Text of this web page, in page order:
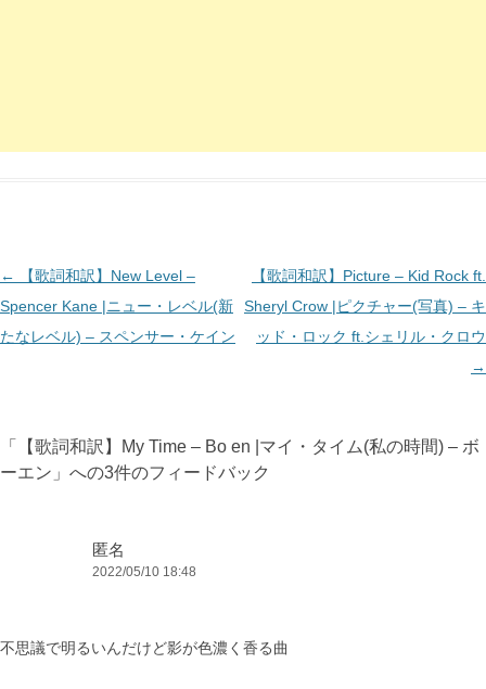
投
稿
ナ
←
【歌詞和訳】New Level –
Spencer Kane |ニュー・レベル(新
たなレベル) – スペンサー・ケイン
【歌詞和訳】Picture – Kid Rock ft.
Sheryl Crow |ピクチャー(写真) – キ
ッド・ロック ft.シェリル・クロウ
→
「
【歌詞和訳】My Time – Bo en |マイ・タイム(私の時間) – ボ
ーエン 」への3件のフィードバック
匿名
2022/05/10 18:48
不思議で明るいんだけど影が色濃く香る曲